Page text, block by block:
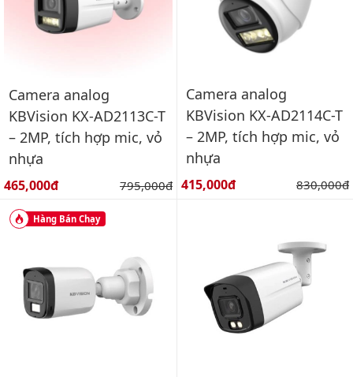
Camera analog
KBVision KX-AD2113C-T
– 2MP, tích hợp mic, vỏ
nhựa
Giá bán:
465,000đ Giá gốc:
795,000đ
Camera analog
KBVision KX-AD2114C-T
– 2MP, tích hợp mic, vỏ
nhựa
Giá bán:
415,000đ Giá gốc:
830,000đ
Hàng Bán Chạy